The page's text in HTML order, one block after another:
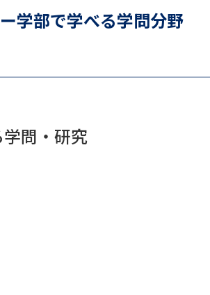
学部で学べる学問分野
問・研究